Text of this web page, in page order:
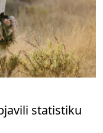
statistiku